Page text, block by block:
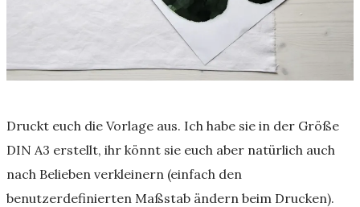
Druckt euch die Vorlage aus. Ich habe sie in der Größe
DIN A3 erstellt, ihr könnt sie euch aber natürlich auch
nach Belieben verkleinern (einfach den
benutzerdefinierten Maßstab ändern beim Drucken).